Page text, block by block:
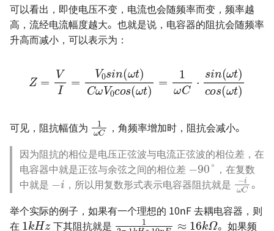
可以看出，即使电压不变，电流也会随频率而变，频率越
高，流经电流幅度越大。也就是说，电容器的阻抗会随频率
升高而减小，可以表示为：
=V n(ωt)Cω s )=1ωC
in(ωt)co t)
可见，阻抗幅值为
，角频率增加时，阻抗会减小。
因为阻抗的相位是电压正弦波与电流正弦波的相位差，在
电容器中就是正弦与余弦之间的相位差
−90°
，在复数
中就是
−i
，所以用复数形式表示电容器阻抗就是
−iω
。
举个实际的例子，如果有一个理想的 10nF 去耦电容器，则
在
1kHz
下其阻抗就是
12π⋅1kHz⋅10nF≈16kΩ
。如果频
1Hz